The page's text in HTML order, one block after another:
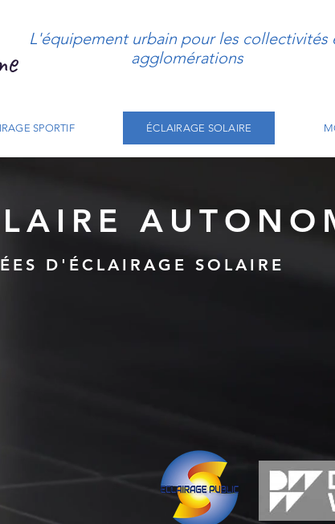
L'équipement urbain pour les collectivités
agglomérations
SPORTIF ÉCLAIRAGE SOLAIRE
D'ÉCLAIRAGE SOLAIRE